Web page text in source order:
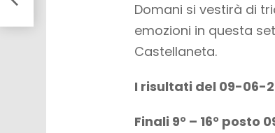
Domani si vestirà di
emozioni in questa
Castellaneta.
I risultati del 09-06-
Finali 9° – 16° posto